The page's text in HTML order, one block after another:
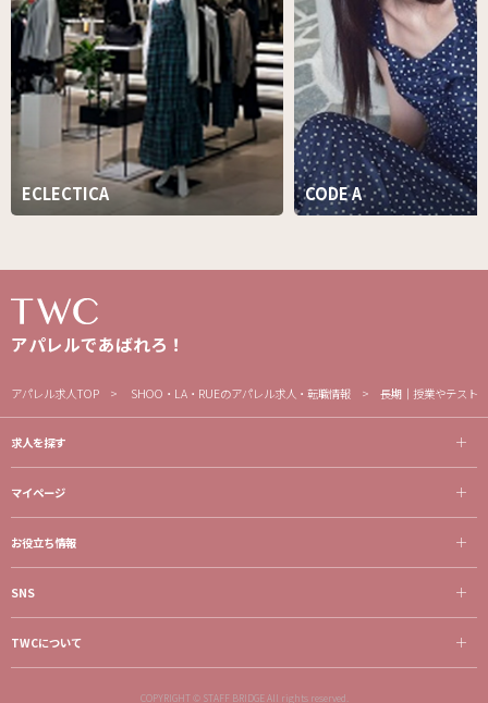
ECLECTICA CODE A
アパレルであばれろ！
アパレル求人TOP SHOO・LA・RUEのアパレル求人・転職情報 長期｜授業やテスト
求人を探す
マイページ
お役立ち情報
SNS
TWCについて
COPYRIGHT © STAFF BRIDGE All rights reserved.